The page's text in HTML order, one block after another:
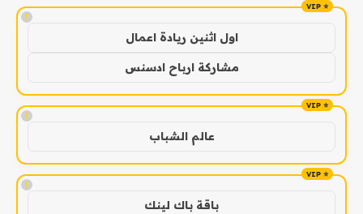
!
اول اثنين ريادة اعمال
مشاركة ارباح ادسنس
!
عالم الشباب
!
باقة باك لينك